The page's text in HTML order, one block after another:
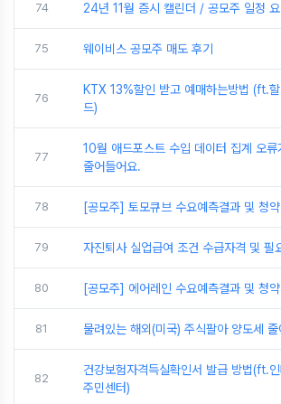
74 24년 11월 증시 캘린더 / 공모주 일정
75 웨이비스 공모주 매도 후기
76
KTX 13%할인 받고 예매하는방법 (ft.
드)
77
10월 애드포스트 수입 데이터 집계 오류
줄어들어요.
78 [공모주] 토모큐브 수요예측결과 및 청
79 자진퇴사 실업급여 조건 수급자격 및 필
80 [공모주] 에어레인 수요예측결과 및 청
81 물려있는 해외(미국) 주식팔아 양도세 줄
82
건강보험자격득실확인서 발급 방법(ft.
주민센터)